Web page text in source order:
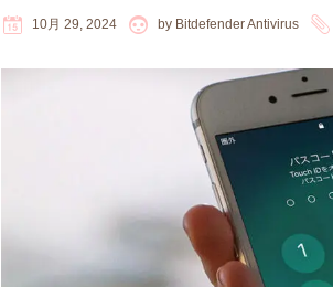
10月 29, 2024 by Bitdefender Antivirus